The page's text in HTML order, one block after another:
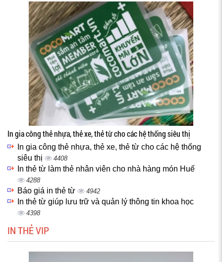
In gia công thẻ nhựa, thẻ xe, thẻ từ cho các hệ thống siêu thị
In gia công thẻ nhựa, thẻ xe, thẻ từ cho các hệ thống
siêu thị
4408
In thẻ từ làm thẻ nhân viên cho nhà hàng món Huế
4288
Báo giá in thẻ từ 4942
In thẻ từ giúp lưu trữ và quản lý thông tin khoa học
4398
IN THẺ VIP